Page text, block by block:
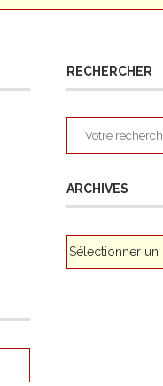
RECHERCHER
ARCHIVES